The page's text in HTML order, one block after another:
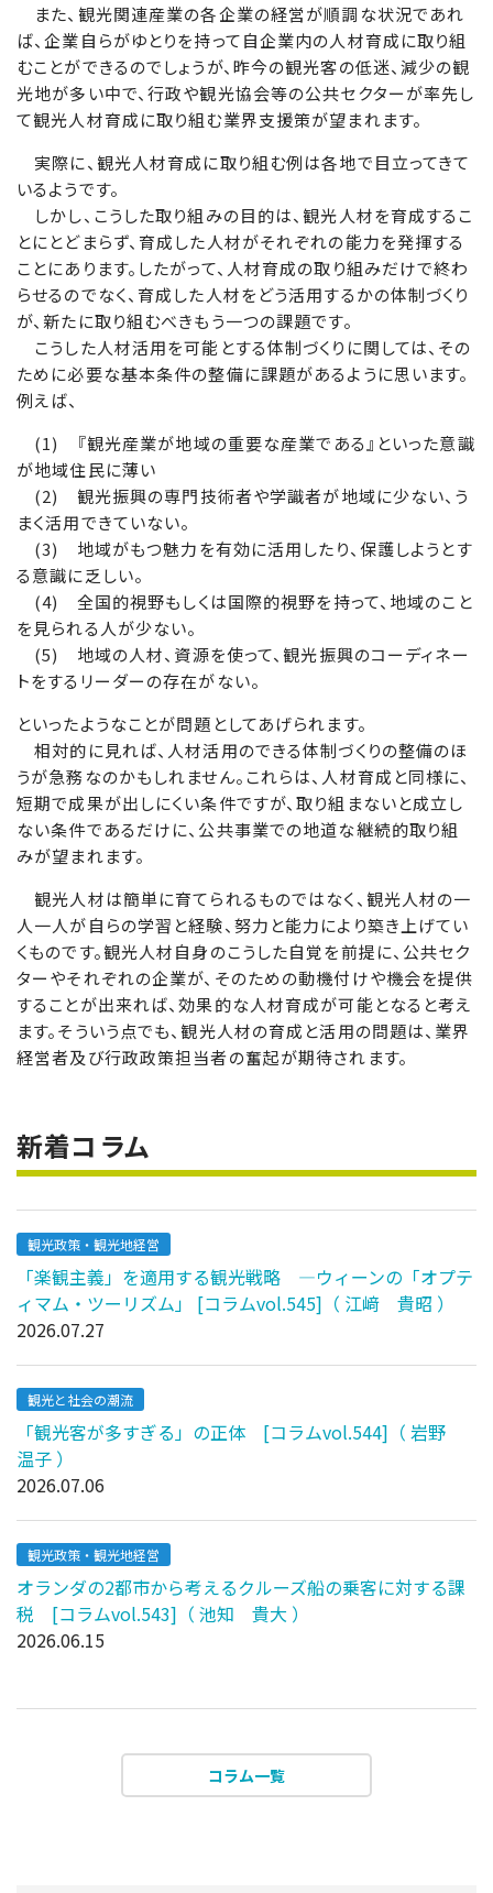
また、観光関連産業の各企業の経営が順調な状況であれ
ば、企業自らがゆとりを持って自企業内の人材育成に取り組
むことができるのでしょうが、昨今の観光客の低迷、減少の観
光地が多い中で、行政や観光協会等の公共セクターが率先し
て観光人材育成に取り組む業界支援策が望まれます。
実際に、観光人材育成に取り組む例は各地で目立ってきて
いるようです。
しかし、こうした取り組みの目的は、観光人材を育成するこ
とにとどまらず、育成した人材がそれぞれの能力を発揮する
ことにあります。したがって、人材育成の取り組みだけで終わ
らせるのでなく、育成した人材をどう活用するかの体制づくり
が、新たに取り組むべきもう一つの課題です。
こうした人材活用を可能とする体制づくりに関しては、その
ために必要な基本条件の整備に課題があるように思います。
例えば、
(1) 『観光産業が地域の重要な産業である』といった意識
が地域住民に薄い
(2) 観光振興の専門技術者や学識者が地域に少ない、う
まく活用できていない。
(3) 地域がもつ魅力を有効に活用したり、保護しようとす
る意識に乏しい。
(4) 全国的視野もしくは国際的視野を持って、地域のこと
を見られる人が少ない。
(5) 地域の人材、資源を使って、観光振興のコーディネー
トをするリーダーの存在がない。
といったようなことが問題としてあげられます。
相対的に見れば、人材活用のできる体制づくりの整備のほ
うが急務なのかもしれません。これらは、人材育成と同様に、
短期で成果が出しにくい条件ですが、取り組まないと成立し
ない条件であるだけに、公共事業での地道な継続的取り組
みが望まれます。
観光人材は簡単に育てられるものではなく、観光人材の一
人一人が自らの学習と経験、努力と能力により築き上げてい
くものです。観光人材自身のこうした自覚を前提に、公共セク
ターやそれぞれの企業が、そのための動機付けや機会を提供
することが出来れば、効果的な人材育成が可能となると考え
ます。そういう点でも、観光人材の育成と活用の問題は、業界
経営者及び行政政策担当者の奮起が期待されます。
新着コラム
観光政策・観光地経営
「楽観主義」を適用する観光戦略 ―ウィーンの「オプテ
ィマム・ツーリズム」 [コラムvol.545]（ 江﨑 貴昭 ）
2026.07.27
観光と社会の潮流
「観光客が多すぎる」の正体 [コラムvol.544]（ 岩野
温子 ）
2026.07.06
観光政策・観光地経営
オランダの2都市から考えるクルーズ船の乗客に対する課
税 [コラムvol.543]（ 池知 貴大 ）
2026.06.15
コラム一覧